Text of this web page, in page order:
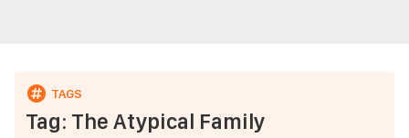
Tag: The Atypical Family